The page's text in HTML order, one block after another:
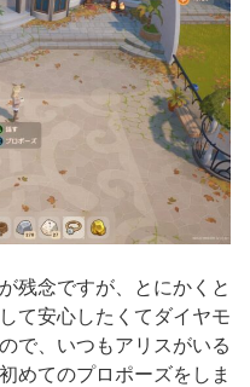
残念ですが、とにかくと
て安心したくてダイヤモ
で、いつもアリスがいる
めてのプロポーズをしま